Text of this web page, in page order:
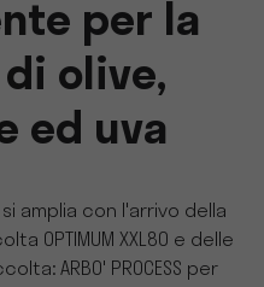
per la
olive,
ed uva
si amplia con l'arrivo della
OPTIMUM XXL80 e delle
ARBO' PROCESS per